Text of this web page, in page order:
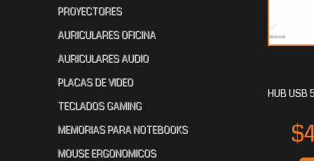
PROYECTORES
AURICULARES OFICINA
AURICULARES AUDIO
PLACAS DE VIDEO
TECLADOS GAMING
MEMORIAS PARA NOTEBOOKS
MOUSE ERGONOMICOS
HUB USB